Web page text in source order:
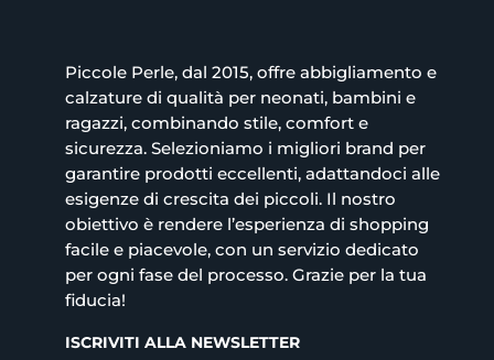
Piccole Perle, dal 2015, offre abbigliamento e
calzature di qualità per neonati, bambini e
ragazzi, combinando stile, comfort e
sicurezza. Selezioniamo i migliori brand per
garantire prodotti eccellenti, adattandoci alle
esigenze di crescita dei piccoli. Il nostro
obiettivo è rendere l’esperienza di shopping
facile e piacevole, con un servizio dedicato
per ogni fase del processo. Grazie per la tua
fiducia!
ISCRIVITI ALLA NEWSLETTER